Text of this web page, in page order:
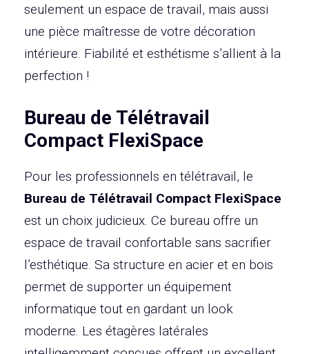
seulement un espace de travail, mais aussi
une pièce maîtresse de votre décoration
intérieure. Fiabilité et esthétisme s’allient à la
perfection !
Bureau de Télétravail
Compact FlexiSpace
Pour les professionnels en télétravail, le
Bureau de Télétravail Compact FlexiSpace
est un choix judicieux. Ce bureau offre un
espace de travail confortable sans sacrifier
l’esthétique. Sa structure en acier et en bois
permet de supporter un équipement
informatique tout en gardant un look
moderne. Les étagères latérales